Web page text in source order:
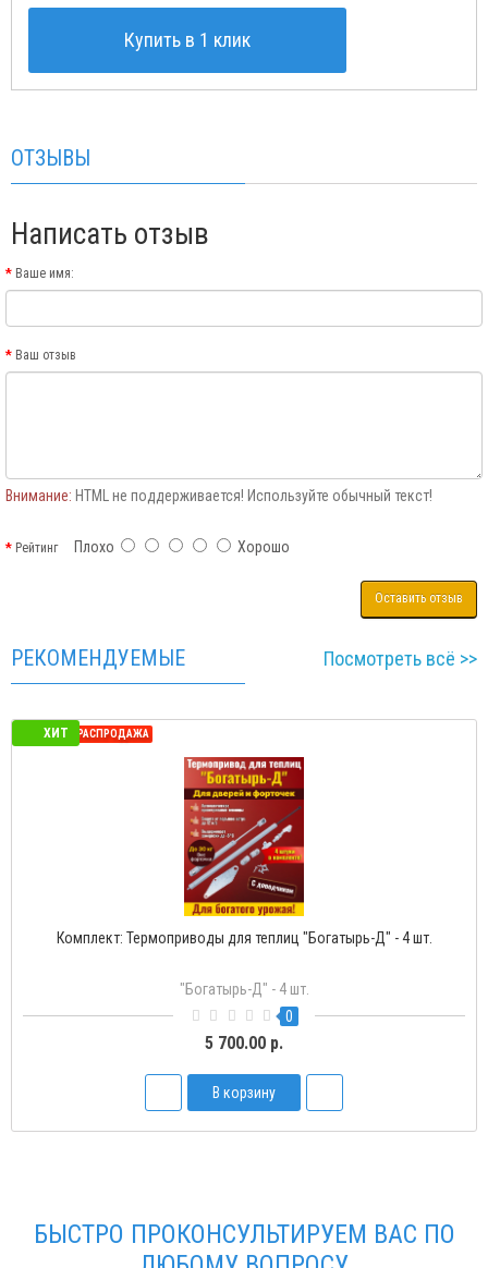
Купить в 1 клик
ОТЗЫВЫ
Написать отзыв
Ваше имя:
Ваш отзыв
Внимание: HTML не поддерживается! Используйте обычный текст!
РейтингПлохо Хорошо
Оставить отзыв
РЕКОМЕНДУЕМЫЕ Посмотреть всё >>
ХИТ
СЕЗОННАЯ РАСПРОДАЖА
Комплект: Термоприводы для теплиц "Богатырь-Д" - 4 шт.
"Богатырь-Д" - 4 шт.
0
5 700.00 р.
В корзину
БЫСТРО ПРОКОНСУЛЬТИРУЕМ ВАС ПО